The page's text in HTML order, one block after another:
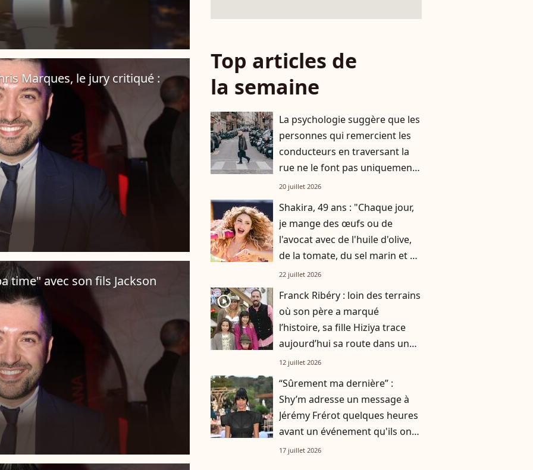
Marques, le jury critiqué :
time" avec son fils Jackson
Top articles de
la semaine
La psychologie suggère que les
personnes qui remercient les
conducteurs en traversant la
rue ne le font pas uniquement
par gratitude
20 juillet 2026
Shakira, 49 ans : "Chaque jour,
je mange des œufs ou de
l'avocat avec de l'huile d'olive,
de la tomate, du sel marin et un
smoothie"
22 juillet 2026
player2
Franck Ribéry : loin des terrains
où son père a marqué
l’histoire, sa fille Hiziya trace
aujourd’hui sa route dans un
tout autre univers
12 juillet 2026
“Sûrement ma dernière” :
Shy’m adresse un message à
Jérémy Frérot quelques heures
avant un événement qu'ils ont
vécu ensemble
17 juillet 2026